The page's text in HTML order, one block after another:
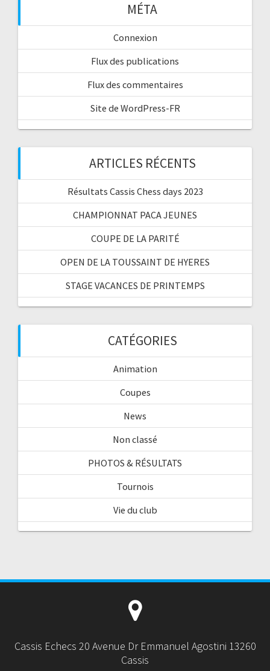
MÉTA
Connexion
Flux des publications
Flux des commentaires
Site de WordPress-FR
ARTICLES RÉCENTS
Résultats Cassis Chess days 2023
CHAMPIONNAT PACA JEUNES
COUPE DE LA PARITÉ
OPEN DE LA TOUSSAINT DE HYERES
STAGE VACANCES DE PRINTEMPS
CATÉGORIES
Animation
Coupes
News
Non classé
PHOTOS & RÉSULTATS
Tournois
Vie du club
Cassis Echecs 20 Avenue Dr Emmanuel Agostini 13260
Cassis